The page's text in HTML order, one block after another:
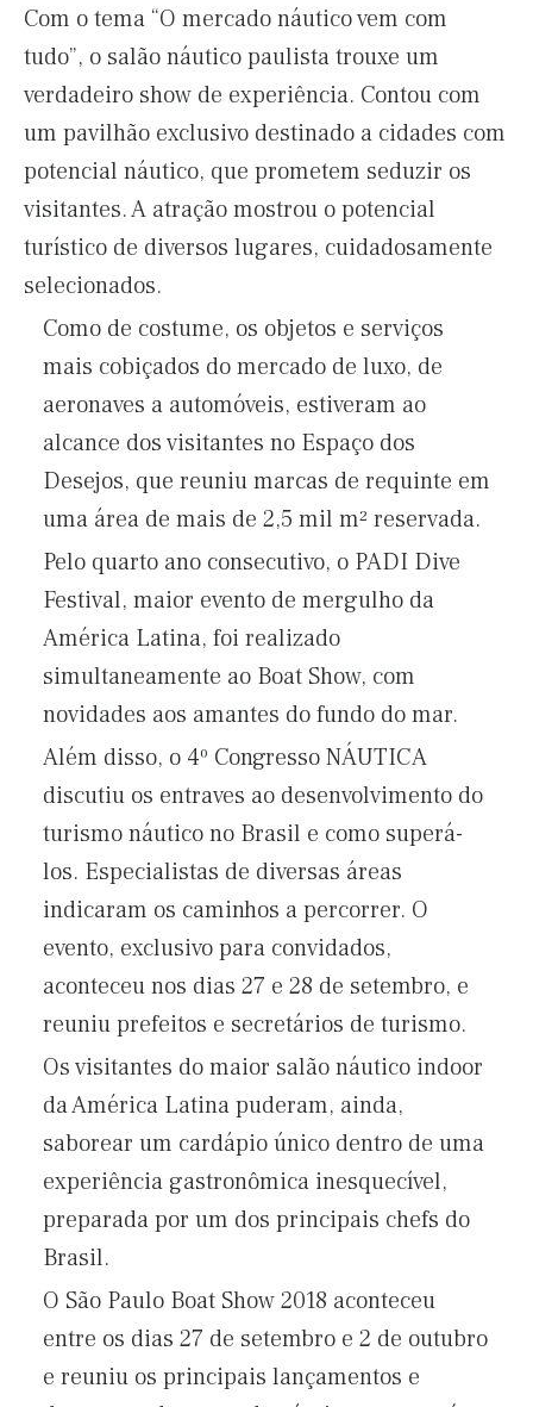
Com o tema “O mercado náutico vem com
tudo”, o salão náutico paulista trouxe um
verdadeiro show de experiência. Contou com
um pavilhão exclusivo destinado a cidades com
potencial náutico, que prometem seduzir os
visitantes. A atração mostrou o potencial
turístico de diversos lugares, cuidadosamente
selecionados.
Como de costume, os objetos e serviços
mais cobiçados do mercado de luxo, de
aeronaves a automóveis, estiveram ao
alcance dos visitantes no Espaço dos
Desejos, que reuniu marcas de requinte em
uma área de mais de 2,5 mil m² reservada.
Pelo quarto ano consecutivo, o PADI Dive
Festival, maior evento de mergulho da
América Latina, foi realizado
simultaneamente ao Boat Show, com
novidades aos amantes do fundo do mar.
Além disso, o 4º Congresso NÁUTICA
discutiu os entraves ao desenvolvimento do
turismo náutico no Brasil e como superá-
los. Especialistas de diversas áreas
indicaram os caminhos a percorrer. O
evento, exclusivo para convidados,
aconteceu nos dias 27 e 28 de setembro, e
reuniu prefeitos e secretários de turismo.
Os visitantes do maior salão náutico indoor
da América Latina puderam, ainda,
saborear um cardápio único dentro de uma
experiência gastronômica inesquecível,
preparada por um dos principais chefs do
Brasil.
O São Paulo Boat Show 2018 aconteceu
entre os dias 27 de setembro e 2 de outubro
e reuniu os principais lançamentos e